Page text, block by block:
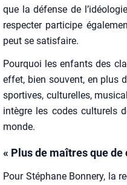
que la défense de
res­pec­ter par­ti­cipe
peut se satis­faire.
Pour­quoi les enfants des
effet, bien sou­vent, en plus
spor­tives, cultu­relles,
intègre les codes cultu­rels
monde.
« Plus de maîtres que de
Pour Sté­phane Bon­ne­ry, la